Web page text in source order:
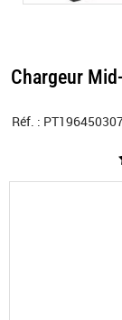
Chargeur
Réf. :